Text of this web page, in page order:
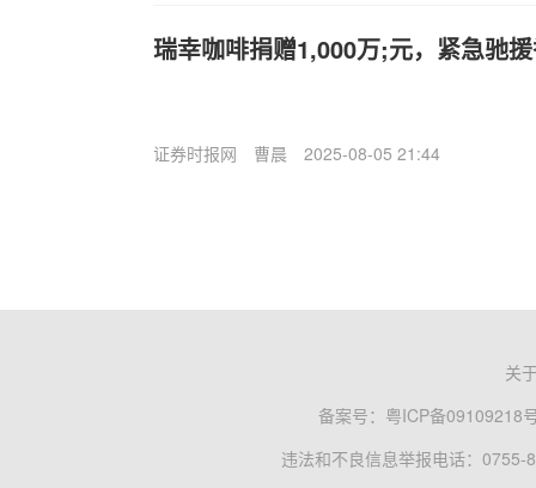
瑞幸咖啡捐赠1,000万;元，紧急驰
证券时报网 曹晨 2025-08-05 21:44
关
备案号： 粤ICP备09109218
违法和不良信息举报电话：0755-